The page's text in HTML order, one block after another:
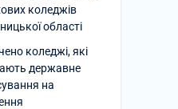
коледжів
області
коледжі, які
державне
на